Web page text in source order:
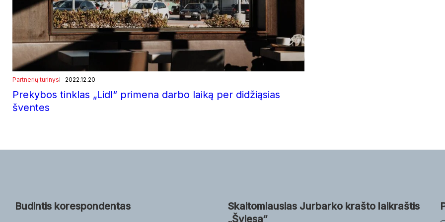
Partnerių turinys 2022.12.20
Prekybos tinklas „Lidl“ primena darbo laiką per didžiąsias
šventes
Budintis korespondentas
Skaitomiausias Jurbarko krašto laikraštis
„Šviesa“